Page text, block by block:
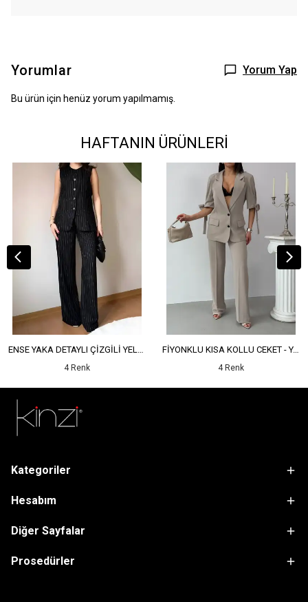
Yorumlar Yorum Yap
Bu ürün için henüz yorum yapılmamış.
HAFTANIN ÜRÜNLERİ
ENSE YAKA DETAYLI ÇİZGİLİ YELEK - YÜKSEK BEL DETAYLI ÇİZGİLİ PANTOLON
4 Renk
FİYONKLU KISA KOLLU CEKET - YÜKSEK BEL SALAŞ PANTOLON
4 Renk
Kategoriler
Hesabım
Diğer Sayfalar
Prosedürler